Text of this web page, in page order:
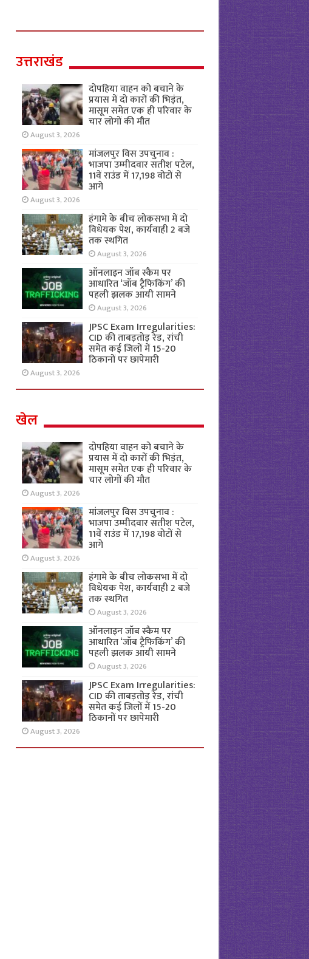
उत्तराखंड
दोपहिया वाहन को बचाने के
प्रयास में दो कारों की भिड़ंत,
मासूम समेत एक ही परिवार के
चार लोगों की मौत
August 3, 2026
मांजलपुर विस उपचुनाव :
भाजपा उम्मीदवार सतीश पटेल,
11वें राउंड में 17,198 वोटों से
आगे
August 3, 2026
हंगामे के बीच लोकसभा में दो
विधेयक पेश, कार्यवाही 2 बजे
तक स्थगित
August 3, 2026
ऑनलाइन जॉब स्कैम पर
आधारित ‘जॉब ट्रैफिकिंग’ की
पहली झलक आयी सामने
August 3, 2026
JPSC Exam Irregularities:
CID की ताबड़तोड़ रेड, रांची
समेत कई जिलों में 15-20
ठिकानों पर छापेमारी
August 3, 2026
खेल
दोपहिया वाहन को बचाने के
प्रयास में दो कारों की भिड़ंत,
मासूम समेत एक ही परिवार के
चार लोगों की मौत
August 3, 2026
मांजलपुर विस उपचुनाव :
भाजपा उम्मीदवार सतीश पटेल,
11वें राउंड में 17,198 वोटों से
आगे
August 3, 2026
हंगामे के बीच लोकसभा में दो
विधेयक पेश, कार्यवाही 2 बजे
तक स्थगित
August 3, 2026
ऑनलाइन जॉब स्कैम पर
आधारित ‘जॉब ट्रैफिकिंग’ की
पहली झलक आयी सामने
August 3, 2026
JPSC Exam Irregularities:
CID की ताबड़तोड़ रेड, रांची
समेत कई जिलों में 15-20
ठिकानों पर छापेमारी
August 3, 2026